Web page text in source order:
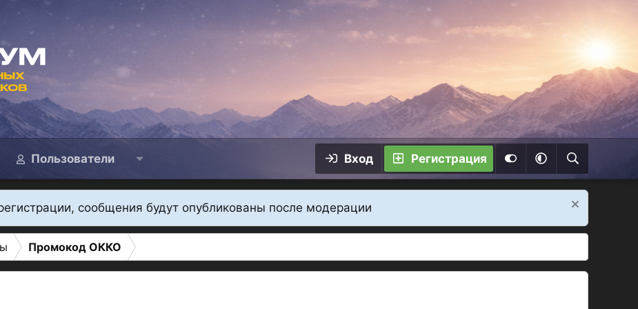
Пользователи Вход Регистрация
сообщения будут опубликованы после модерации
Промокод ОККО